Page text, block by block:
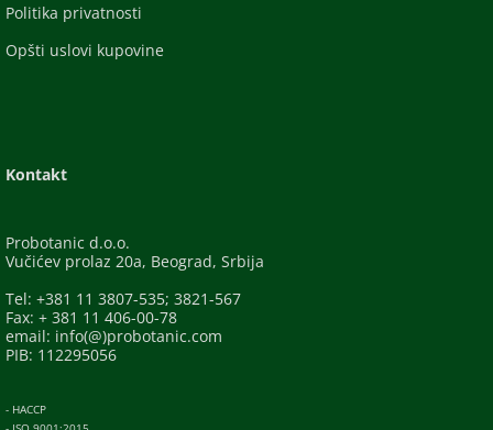
Politika privatnosti
Opšti uslovi kupovine
Kontakt
Probotanic d.o.o.
Vučićev prolaz 20a, Beograd, Srbija
Tel: +381 11 3807-535; 3821-567
Fax: + 381 11 406-00-78
email: info(@)probotanic.com
PIB: 112295056
- HACCP